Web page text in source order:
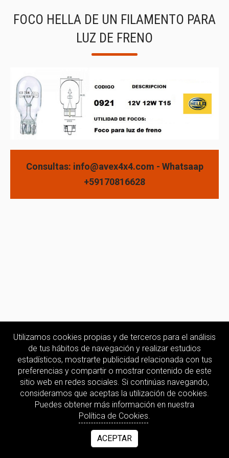
FOCO HELLA DE UN FILAMENTO PARA
LUZ DE FRENO
Consultas: info@avex4x4.com - Whatsaap
+59170816628
Utilizamos cookies propias y de terceros para el análisis
de tus hábitos de navegación y realizar estudios
estadísticos, mostrarte publicidad relacionada con tus
preferencias y compartir o mostrar contenido de este
sitio web en redes sociales. Si continúas navegando,
consideramos que aceptas la utilización de cookies.
Puedes obtener más información en nuestra
Política de Cookies.
ACEPTAR